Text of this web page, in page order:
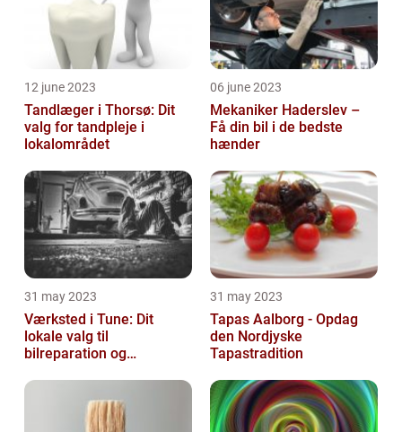
12 june 2023
Tandlæger i Thorsø: Dit
valg for tandpleje i
lokalområdet
06 june 2023
Mekaniker Haderslev –
Få din bil i de bedste
hænder
31 may 2023
Værksted i Tune: Dit
lokale valg til
bilreparation og
31 may 2023
Tapas Aalborg - Opdag
den Nordjyske
Tapastradition